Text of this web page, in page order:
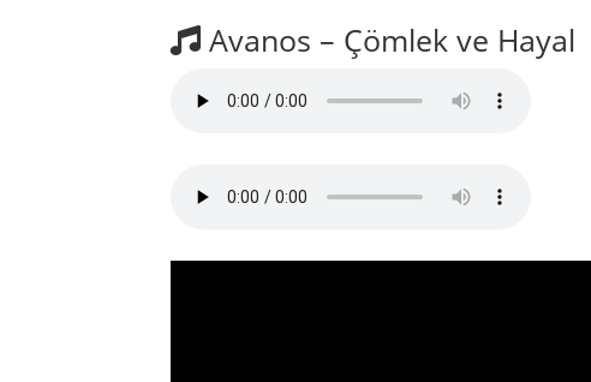
Avanos – Çömlek ve Hayal